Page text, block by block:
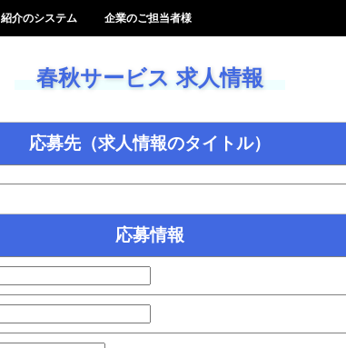
紹介のシステム 企業のご担当者様
春秋サービス 求人情報
応募先（求人情報のタイトル）
応募情報